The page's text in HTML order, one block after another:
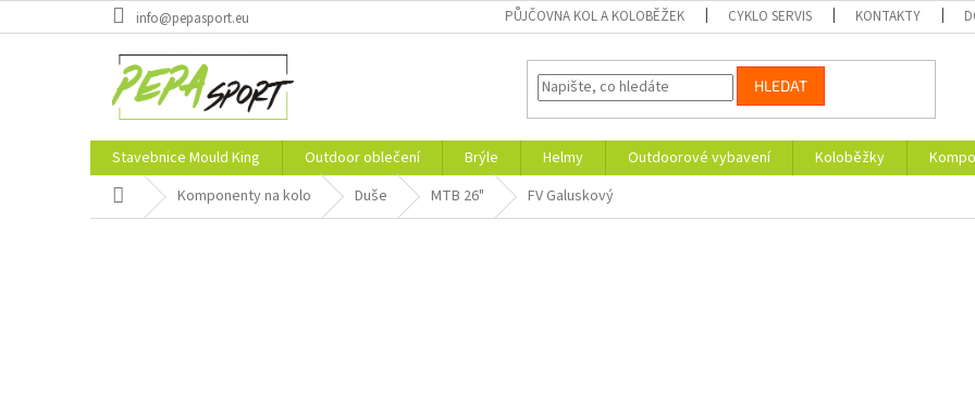
na
info@pepasport.eu PŮJČOVNA KOL A KOLOBĚŽEK CYKLO SERVIS KONTAKTY
HLEDAT
Stavebnice Mould King Outdoor oblečení Brýle Helmy Outdoorové vybavení Koloběžky
Domů Komponenty na kolo Duše MTB 26" FV Galuskový